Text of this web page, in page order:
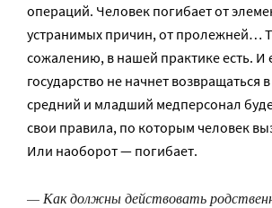
операций. Человек погибает от
устранимых причин, от пролежней…
сожалению, в нашей практике есть. И
государство не начнет возвращаться
средний и младший медперсонал
свои правила, по которым человек
Или наоборот — погибает.
— Как должны действовать